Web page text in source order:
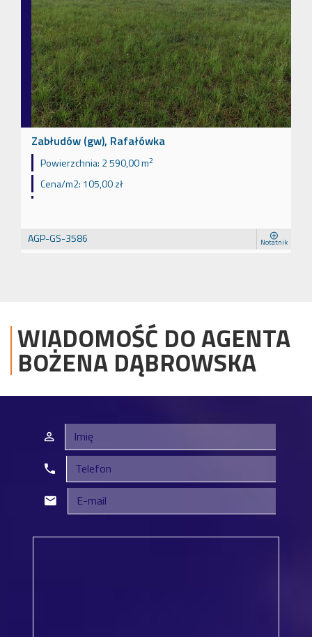
Zabłudów (gw), Rafałówka
Powierzchnia: 2 590,00 m2
Cena/m2: 105,00 zł
AGP-GS-3586 Notatnik
WIADOMOŚĆ DO AGENTA
BOŻENA DĄBROWSKA